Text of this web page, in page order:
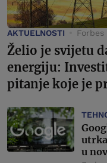
AKTUELNOSTI Forbes
Želio je svijetu
energiju:
pitanje koje je
u